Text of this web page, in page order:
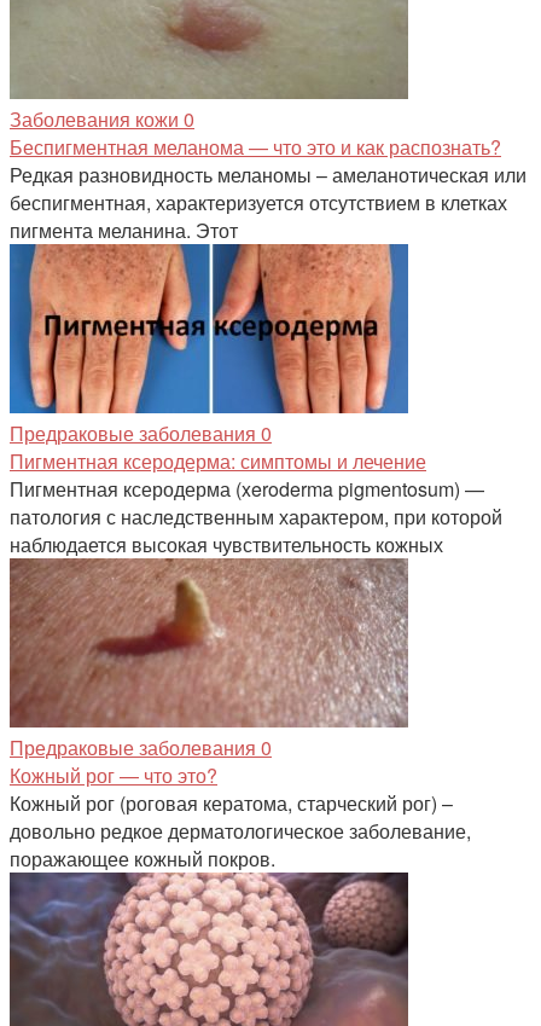
Заболевания кожи 0
Беспигментная меланома — что это и как распознать?
Редкая разновидность меланомы – амеланотическая или
беспигментная, характеризуется отсутствием в клетках
пигмента меланина. Этот
Предраковые заболевания 0
Пигментная ксеродерма: симптомы и лечение
Пигментная ксеродерма (xeroderma pigmentosum) —
патология с наследственным характером, при которой
наблюдается высокая чувствительность кожных
Предраковые заболевания 0
Кожный рог — что это?
Кожный рог (роговая кератома, старческий рог) –
довольно редкое дерматологическое заболевание,
поражающее кожный покров.